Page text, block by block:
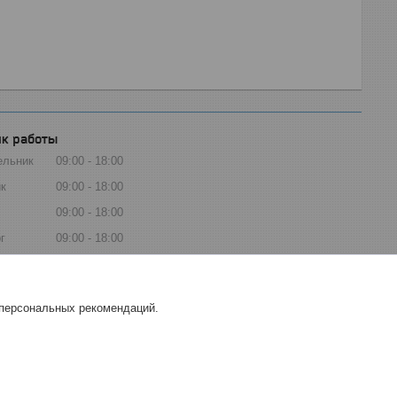
работы
09:00
18:00
09:00
18:00
09:00
18:00
09:00
18:00
Выходной
рекомендаций.